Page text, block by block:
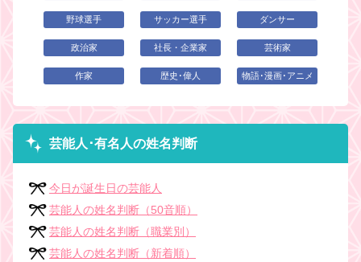
野球選手 サッカー選手 ダンサー
政治家 社長・企業家 芸術家
作家 歴史･偉人 物語･漫画･アニメ
芸能人･有名人の姓名判断
今日が誕生日の芸能人
芸能人の姓名判断（50音順）
芸能人の姓名判断（職業別）
芸能人の姓名判断（新着順）